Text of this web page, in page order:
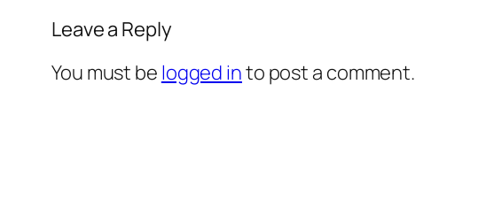
Leave a Reply
You must be logged into post a comment.